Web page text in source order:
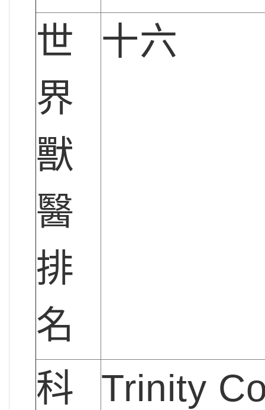
世
界
獸
醫
排
名
十六
科
Trinity